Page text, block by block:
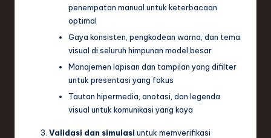
penempatan manual untuk keterbacaan
optimal
Gaya konsisten, pengkodean warna, dan tema
visual di seluruh himpunan model besar
Manajemen lapisan dan tampilan yang difilter
untuk presentasi yang fokus
Tautan hipermedia, anotasi, dan legenda
visual untuk komunikasi yang kaya
Validasi dan simulasi untuk memverifikasi